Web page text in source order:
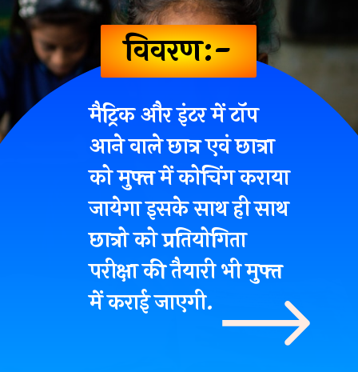
विवरण:-
मैट्रिक और इंटर में टॉप
आने वालेछात्र एवं छात्रा
को मुफ्त में कोचिंगकराया
जायेगा इसके साथ ही साथ
छात्रो को प्रतियोगिता
परीक्षा की तैयारी भी मुफ्त
में कराई जाएगी.